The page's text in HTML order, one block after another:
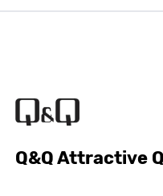
Q&Q Attractive